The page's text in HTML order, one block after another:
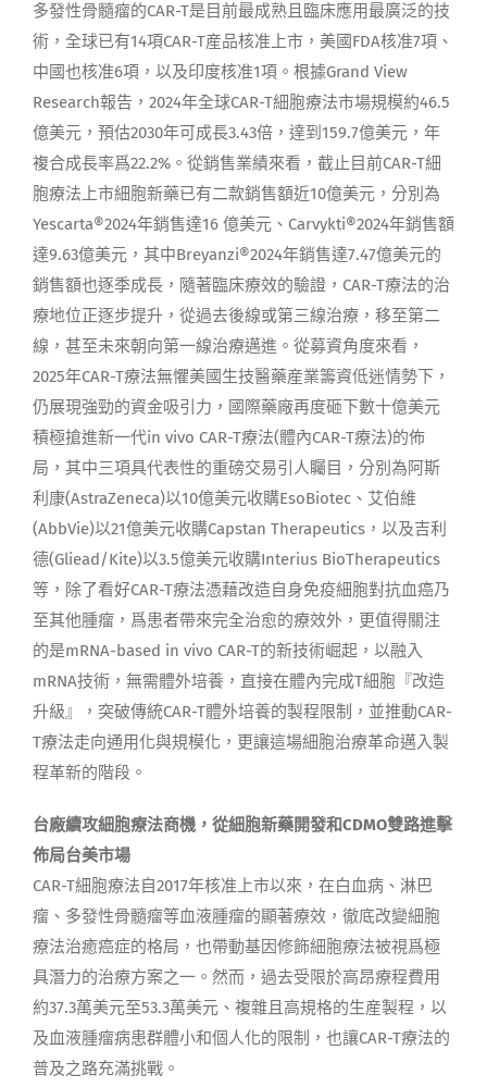
多發性骨髓瘤的CAR-T是目前最成熟且臨床應用最廣泛的技
術，全球已有14項CAR-T産品核准上市，美國FDA核准7項、
中國也核准6項，以及印度核准1項。根據Grand View
Research報告，2024年全球CAR-T細胞療法市場規模約46.5
億美元，預估2030年可成長3.43倍，達到159.7億美元，年
複合成長率爲22.2%。從銷售業績來看，截止目前CAR-T細
胞療法上市細胞新藥已有二款銷售額近10億美元，分別為
Yescarta®2024年銷售達16 億美元、Carvykti®2024年銷售額
達9.63億美元，其中Breyanzi®2024年銷售達7.47億美元的
銷售額也逐季成長，隨著臨床療效的驗證，CAR-T療法的治
療地位正逐步提升，從過去後線或第三線治療，移至第二
線，甚至未來朝向第一線治療邁進。從募資角度來看，
2025年CAR-T療法無懼美國生技醫藥産業籌資低迷情勢下，
仍展現強勁的資金吸引力，國際藥廠再度砸下數十億美元
積極搶進新一代in vivo CAR-T療法(體內CAR-T療法)的佈
局，其中三項具代表性的重磅交易引人矚目，分別為阿斯
利康(AstraZeneca)以10億美元收購EsoBiotec、艾伯維
(AbbVie)以21億美元收購Capstan Therapeutics，以及吉利
德(Gliead/Kite)以3.5億美元收購Interius BioTherapeutics
等，除了看好CAR-T療法憑藉改造自身免疫細胞對抗血癌乃
至其他腫瘤，爲患者帶來完全治愈的療效外，更值得關注
的是mRNA-based in vivo CAR-T的新技術崛起，以融入
mRNA技術，無需體外培養，直接在體內完成T細胞『改造
升級』，突破傳統CAR-T體外培養的製程限制，並推動CAR-
T療法走向通用化與規模化，更讓這場細胞治療革命邁入製
程革新的階段。
台廠續攻細胞療法商機，從細胞新藥開發和CDMO雙路進擊
佈局台美市場
CAR-T細胞療法自2017年核准上市以來，在白血病、淋巴
瘤、多發性骨髓瘤等血液腫瘤的顯著療效，徹底改變細胞
療法治癒癌症的格局，也帶動基因修飾細胞療法被視爲極
具潛力的治療方案之一。然而，過去受限於高昂療程費用
約37.3萬美元至53.3萬美元、複雜且高規格的生産製程，以
及血液腫瘤病患群體小和個人化的限制，也讓CAR-T療法的
普及之路充滿挑戰。